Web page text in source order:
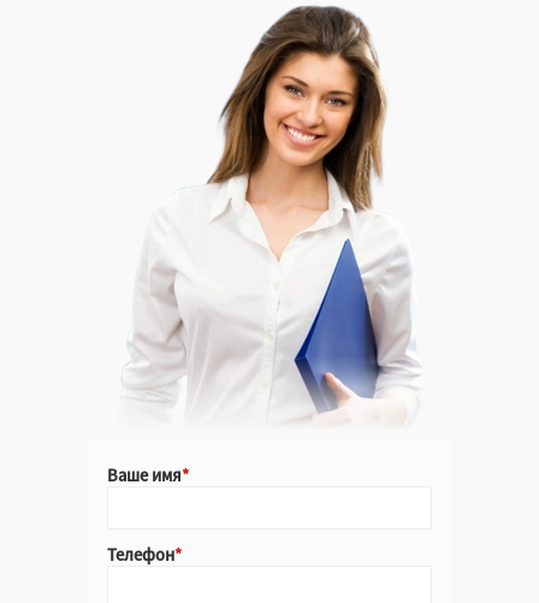
Ваше имя
Телефон